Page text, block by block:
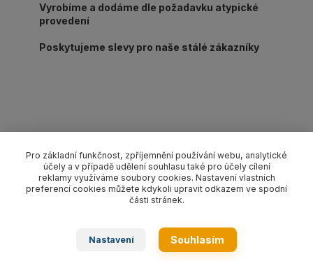
Vyrobíme a dodáme dle požadavku atypické
provedení
Poskytujeme slevy pro naše stálé zákazníky
Lanový 1-závěs oko-hák s pojistkou pr. 12 mm/délka L dle
výběru, nosnost 1 500 kg. Provedení dle EN 13414-1 pozink.
Zboží zařazeno v kategoriích
Pro základní funkčnost, zpříjemnění používání webu, analytické
účely a v případě udělení souhlasu také pro účely cílení
reklamy využíváme soubory cookies. Nastavení vlastních
preferencí cookies můžete kdykoli upravit odkazem ve spodní
části stránek.
Nastavení Souhlasím